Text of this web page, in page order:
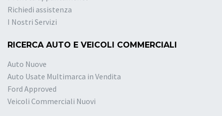
Richiedi assistenza
I Nostri Servizi
RICERCA AUTO E VEICOLI COMMERCIALI
Auto Nuove
Auto Usate Multimarca in Vendita
Ford Approved
Veicoli Commerciali Nuovi